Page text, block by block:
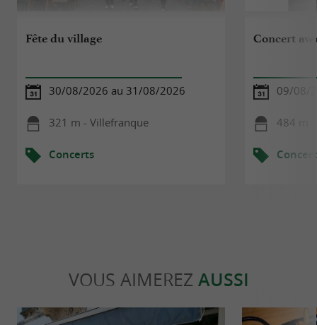
Fête du village
30/08/2026 au 31/08/2026
321 m - Villefranque
Concerts
Concert
09/08/
484 m
VOUS AIMEREZ AUSSI